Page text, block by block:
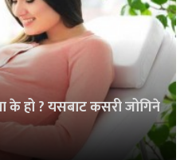
के हो ? यसबाट कसरी जोगिने